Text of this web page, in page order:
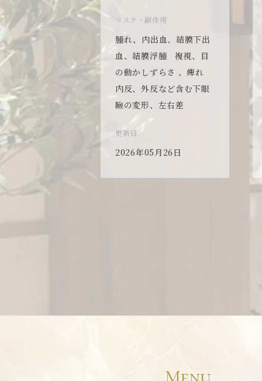
用
血、結膜下出
腫 複視、目
など含む下眼
左右差
26日
リスク・副作用
腫れ、内出血、結膜下出
血、結膜浮腫 複視、目
の動かしずらさ 、痺れ
内反、外反など含む下眼
瞼の変形、左右差
更新日
2026年05月26日